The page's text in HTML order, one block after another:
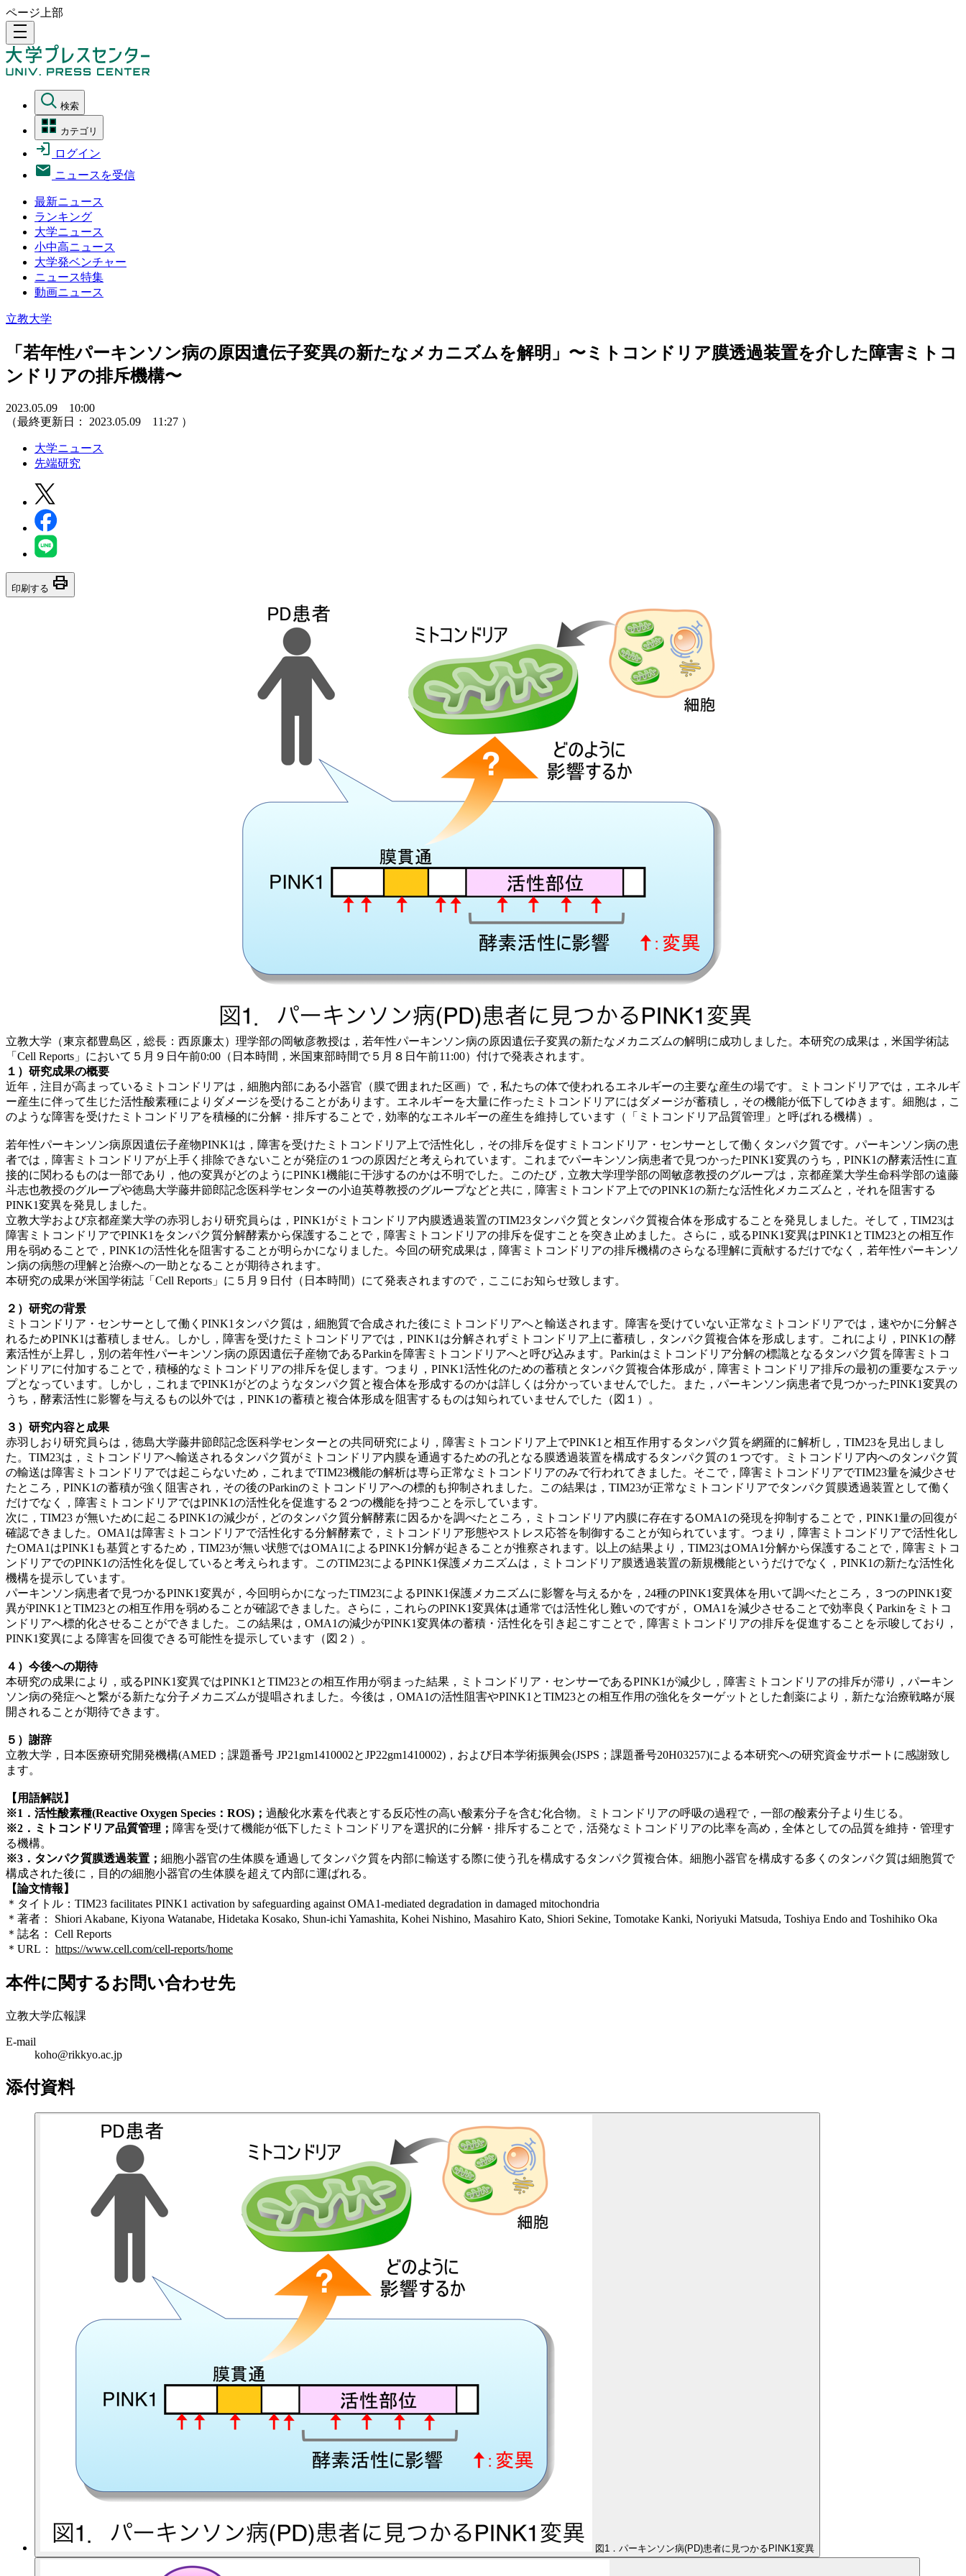
ページ上部
density_medium
検索
カテゴリ
ログイン
ニュースを受信
最新ニュース
ランキング
大学ニュース
小中高ニュース
大学発ベンチャー
ニュース特集
動画ニュース
立教大学
「若年性パーキンソン病の原因遺伝子変異の新たなメカニズムを解明」〜ミトコンドリア膜透過装置を介した障害ミトコ
ンドリアの排斥機構〜
2023.05.09 10:00
（最終更新日： 2023.05.09 11:27 ）
大学ニュース
先端研究
印刷する print
立教大学（東京都豊島区，総長：西原廉太）理学部の岡敏彦教授は，若年性パーキンソン病の原因遺伝子変異の新たなメカニズムの解明に成功しました。本研究の成果は，米国学術誌
「Cell Reports」において５月９日午前0:00（日本時間，米国東部時間で５月８日午前11:00）付けで発表されます。
１）研究成果の概要
近年，注目が高まっているミトコンドリアは，細胞内部にある小器官（膜で囲まれた区画）で，私たちの体で使われるエネルギーの主要な産生の場です。ミトコンドリアでは，エネルギ
ー産生に伴って生じた活性酸素種によりダメージを受けることがあります。エネルギーを大量に作ったミトコンドリアにはダメージが蓄積し，その機能が低下してゆきます。細胞は，こ
のような障害を受けたミトコンドリアを積極的に分解・排斥することで，効率的なエネルギーの産生を維持しています（「ミトコンドリア品質管理」と呼ばれる機構）。
若年性パーキンソン病原因遺伝子産物PINK1は，障害を受けたミトコンドリア上で活性化し，その排斥を促すミトコンドリア・センサーとして働くタンパク質です。パーキンソン病の患
者では，障害ミトコンドリアが上手く排除できないことが発症の１つの原因だと考えられています。これまでパーキンソン病患者で見つかったPINK1変異のうち，PINK1の酵素活性に直
接的に関わるものは一部であり，他の変異がどのようにPINK1機能に干渉するのかは不明でした。このたび，立教大学理学部の岡敏彦教授のグループは，京都産業大学生命科学部の遠藤
斗志也教授のグループや徳島大学藤井節郎記念医科学センターの小迫英尊教授のグループなどと共に，障害ミトコンドア上でのPINK1の新たな活性化メカニズムと，それを阻害する
PINK1変異を発見しました。
立教大学および京都産業大学の赤羽しおり研究員らは，PINK1がミトコンドリア内膜透過装置のTIM23タンパク質とタンパク質複合体を形成することを発見しました。そして，TIM23は
障害ミトコンドリアでPINK1をタンパク質分解酵素から保護することで，障害ミトコンドリアの排斥を促すことを突き止めました。さらに，或るPINK1変異はPINK1とTIM23との相互作
用を弱めることで，PINK1の活性化を阻害することが明らかになりました。今回の研究成果は，障害ミトコンドリアの排斥機構のさらなる理解に貢献するだけでなく，若年性パーキンソ
ン病の病態の理解と治療への一助となることが期待されます。
本研究の成果が米国学術誌「Cell Reports」に５月９日付（日本時間）にて発表されますので，ここにお知らせ致します。
２）研究の背景
ミトコンドリア・センサーとして働くPINK1タンパク質は，細胞質で合成された後にミトコンドリアへと輸送されます。障害を受けていない正常なミトコンドリアでは，速やかに分解さ
れるためPINK1は蓄積しません。しかし，障害を受けたミトコンドリアでは，PINK1は分解されずミトコンドリア上に蓄積し，タンパク質複合体を形成します。これにより，PINK1の酵
素活性が上昇し，別の若年性パーキンソン病の原因遺伝子産物であるParkinを障害ミトコンドリアへと呼び込みます。Parkinはミトコンドリア分解の標識となるタンパク質を障害ミトコ
ンドリアに付加することで，積極的なミトコンドリアの排斥を促します。つまり，PINK1活性化のための蓄積とタンパク質複合体形成が，障害ミトコンドリア排斥の最初の重要なステッ
プとなっています。しかし，これまでPINK1がどのようなタンパク質と複合体を形成するのかは詳しくは分かっていませんでした。また，パーキンソン病患者で見つかったPINK1変異の
うち，酵素活性に影響を与えるもの以外では，PINK1の蓄積と複合体形成を阻害するものは知られていませんでした（図１）。
３）研究内容と成果
赤羽しおり研究員らは，徳島大学藤井節郎記念医科学センターとの共同研究により，障害ミトコンドリア上でPINK1と相互作用するタンパク質を網羅的に解析し，TIM23を見出しまし
た。TIM23は，ミトコンドリアへ輸送されるタンパク質がミトコンドリア内膜を通過するための孔となる膜透過装置を構成するタンパク質の１つです。ミトコンドリア内へのタンパク質
の輸送は障害ミトコンドリアでは起こらないため，これまでTIM23機能の解析は専ら正常なミトコンドリアのみで行われてきました。そこで，障害ミトコンドリアでTIM23量を減少させ
たところ，PINK1の蓄積が強く阻害され，その後のParkinのミトコンドリアへの標的も抑制されました。この結果は，TIM23が正常なミトコンドリアでタンパク質膜透過装置として働く
だけでなく，障害ミトコンドリアではPINK1の活性化を促進する２つの機能を持つことを示しています。
次に，TIM23 が無いために起こるPINK1の減少が，どのタンパク質分解酵素に因るかを調べたところ，ミトコンドリア内膜に存在するOMA1の発現を抑制することで，PINK1量の回復が
確認できました。OMA1は障害ミトコンドリアで活性化する分解酵素で，ミトコンドリア形態やストレス応答を制御することが知られています。つまり，障害ミトコンドリアで活性化し
たOMA1はPINK1も基質とするため，TIM23が無い状態ではOMA1によるPINK1分解が起きることが推察されます。以上の結果より，TIM23はOMA1分解から保護することで，障害ミトコ
ンドリアでのPINK1の活性化を促していると考えられます。このTIM23によるPINK1保護メカニズムは，ミトコンドリア膜透過装置の新規機能というだけでなく，PINK1の新たな活性化
機構を提示しています。
パーキンソン病患者で見つかるPINK1変異が，今回明らかになったTIM23によるPINK1保護メカニズムに影響を与えるかを，24種のPINK1変異体を用いて調べたところ，３つのPINK1変
異がPINK1とTIM23との相互作用を弱めることが確認できました。さらに，これらのPINK1変異体は通常では活性化し難いのですが， OMA1を減少させることで効率良くParkinをミトコ
ンドリアへ標的化させることができました。この結果は，OMA1の減少がPINK1変異体の蓄積・活性化を引き起こすことで，障害ミトコンドリアの排斥を促進することを示唆しており，
PINK1変異による障害を回復できる可能性を提示しています（図２）。
４）今後への期待
本研究の成果により，或るPINK1変異ではPINK1とTIM23との相互作用が弱まった結果，ミトコンドリア・センサーであるPINK1が減少し，障害ミトコンドリアの排斥が滞り，パーキン
ソン病の発症へと繋がる新たな分子メカニズムが提唱されました。今後は，OMA1の活性阻害やPINK1とTIM23との相互作用の強化をターゲットとした創薬により，新たな治療戦略が展
開されることが期待できます。
５）謝辞
立教大学，日本医療研究開発機構(AMED；課題番号 JP21gm1410002とJP22gm1410002)，および日本学術振興会(JSPS；課題番号20H03257)による本研究への研究資金サポートに感謝致し
ます。
【用語解説】
※1．活性酸素種(Reactive Oxygen Species：ROS)； 過酸化水素を代表とする反応性の高い酸素分子を含む化合物。ミトコンドリアの呼吸の過程で，一部の酸素分子より生じる。
※2．ミトコンドリア品質管理； 障害を受けて機能が低下したミトコンドリアを選択的に分解・排斥することで，活発なミトコンドリアの比率を高め，全体としての品質を維持・管理す
る機構。
※3．タンパク質膜透過装置； 細胞小器官の生体膜を通過してタンパク質を内部に輸送する際に使う孔を構成するタンパク質複合体。細胞小器官を構成する多くのタンパク質は細胞質で
構成された後に，目的の細胞小器官の生体膜を超えて内部に運ばれる。
【論文情報】
＊タイトル：TIM23 facilitates PINK1 activation by safeguarding against OMA1-mediated degradation in damaged mitochondria
＊著者： Shiori Akabane, Kiyona Watanabe, Hidetaka Kosako, Shun-ichi Yamashita, Kohei Nishino, Masahiro Kato, Shiori Sekine, Tomotake Kanki, Noriyuki Matsuda, Toshiya Endo and Toshihiko Oka
＊誌名： Cell Reports
＊URL： https://www.cell.com/cell-reports/home
本件に関するお問い合わせ先
立教大学広報課
E-mail
koho@rikkyo.ac.jp
添付資料
図1．パーキンソン病(PD)患者に見つかるPINK1変異